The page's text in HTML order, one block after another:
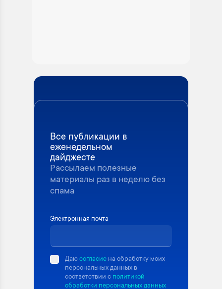
Все публикации в
еженедельном
дайджесте
Рассылаем полезные
материалы раз в неделю без
спама
Электронная почта
Даюсогласие на обработку моих
персональных данных в
соответствии с политикой
обработки персональных данных